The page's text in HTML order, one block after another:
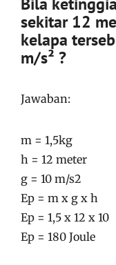
sekitar 12
kelapa
m/s² ?
Jawaban:
m = 1,5kg
h = 12 meter
g = 10 m/s2
Ep = m x g x h
Ep = 1,5 x 12 x 10
Ep = 180 Joule